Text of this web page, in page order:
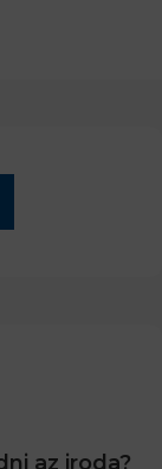
az iroda?